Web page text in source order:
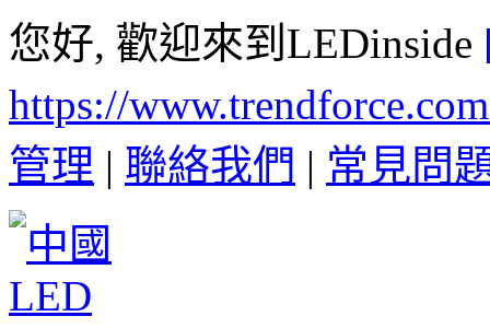
您好, 歡迎來到LEDinside
https://
管理 | 聯絡我們 | 常見問